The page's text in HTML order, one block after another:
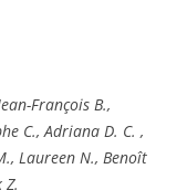
François B.,
C., Adriana D. C. ,
Laureen N., Benoît
Z.